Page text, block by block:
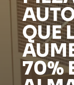
QUE
70%